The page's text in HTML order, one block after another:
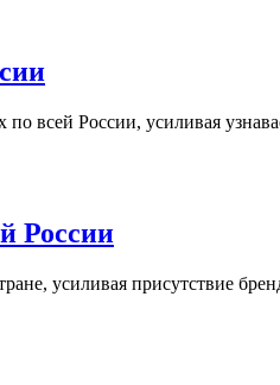
всей России, усиливая
России
усиливая присутствие